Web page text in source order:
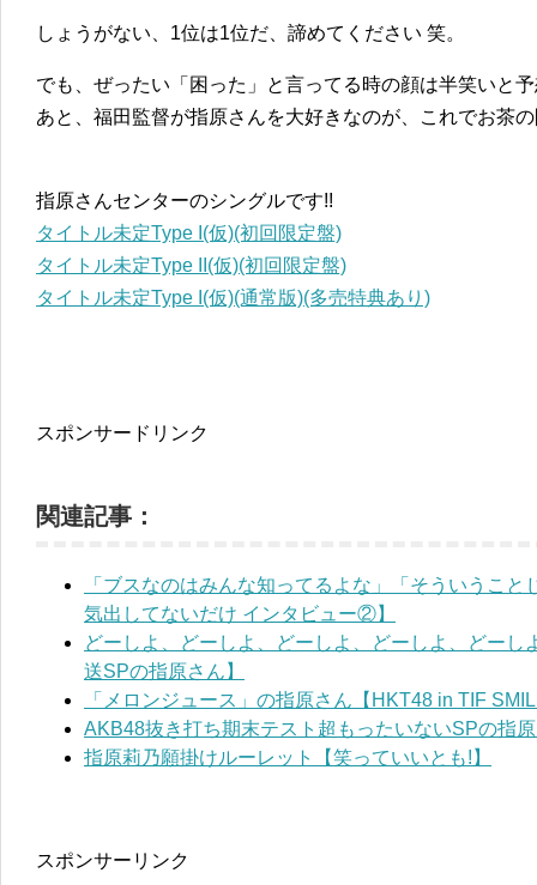
しょうがない、1位は1位だ、諦めてください 笑。
でも、ぜったい「困った」と言ってる時の顔は半笑いと
あと、福田監督が指原さんを大好きなのが、これでお茶
指原さんセンターのシングルです!!
タイトル未定Type I(仮)(初回限定盤)
タイトル未定Type II(仮)(初回限定盤)
タイトル未定Type I(仮)(通常版)(多売特典あり)
スポンサードリンク
関連記事：
「ブスなのはみんな知ってるよな」「そういうこ
気出してないだけ インタビュー②】
どーしよ、どーしよ、どーしよ、どーしよ、どー
送SPの指原さん】
「メロンジュース」の指原さん【HKT48 in TIF
AKB48抜き打ち期末テスト超もったいないSPの指
指原莉乃願掛けルーレット【笑っていいとも!】
スポンサーリンク